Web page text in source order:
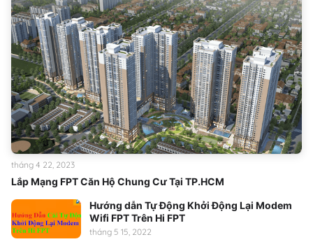
Lắp Mạng FPT Căn Hộ Chung Cư Tại TP.HCM
tháng 4 22, 2023
Hướng dẫn Tự Động Khởi Động Lại Modem
Wifi FPT Trên Hi FPT
tháng 5 15, 2022